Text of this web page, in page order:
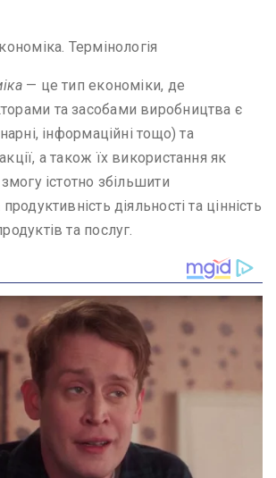
Термінологія
— це тип економіки, де
та засобами виробництва є
інформаційні тощо) та
а також їх використання як
істотно збільшити
діяльності та цінність
та послуг.